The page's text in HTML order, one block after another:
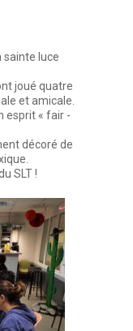
sainte luce
joué quatre
et amicale.
esprit « fair -
décoré de
SLT !